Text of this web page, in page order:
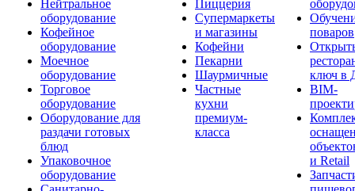
Нейтральное
оборудование
Кофейное
оборудование
Моечное
оборудование
Торговое
оборудование
Оборудование для
раздачи готовых
блюд
Упаковочное
оборудование
Пиццерия
Супермаркеты
и магазины
Кофейни
Пекарни
Шаурмичные
Частные
кухни
премиум-
класса
поваров
ключ в
BIM-
и Retail